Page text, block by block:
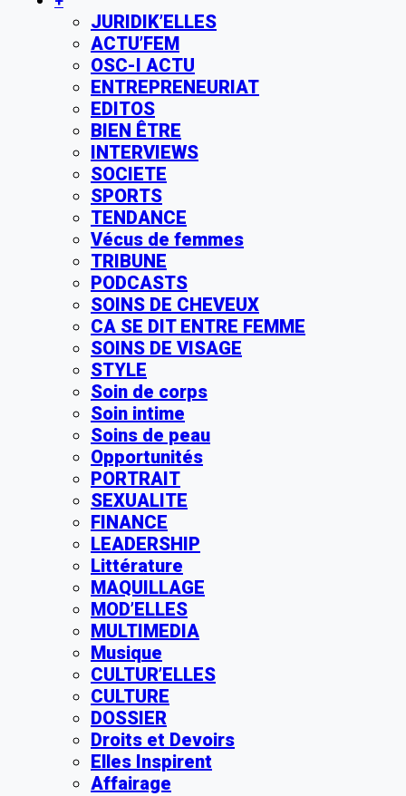
JURIDIK’ELLES
ACTU’FEM
OSC-I ACTU
ENTREPRENEURIAT
EDITOS
BIEN ÊTRE
INTERVIEWS
SOCIETE
SPORTS
TENDANCE
Vécus de femmes
TRIBUNE
PODCASTS
SOINS DE CHEVEUX
CA SE DIT ENTRE FEMME
SOINS DE VISAGE
STYLE
Soin de corps
Soin intime
Soins de peau
Opportunités
PORTRAIT
SEXUALITE
FINANCE
LEADERSHIP
Littérature
MAQUILLAGE
MOD’ELLES
MULTIMEDIA
Musique
CULTUR’ELLES
CULTURE
DOSSIER
Droits et Devoirs
Elles Inspirent
Affairage